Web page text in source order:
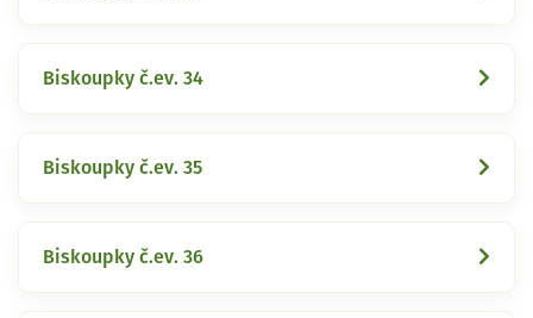
Biskoupky č.ev. 34
Biskoupky č.ev. 35
Biskoupky č.ev. 36